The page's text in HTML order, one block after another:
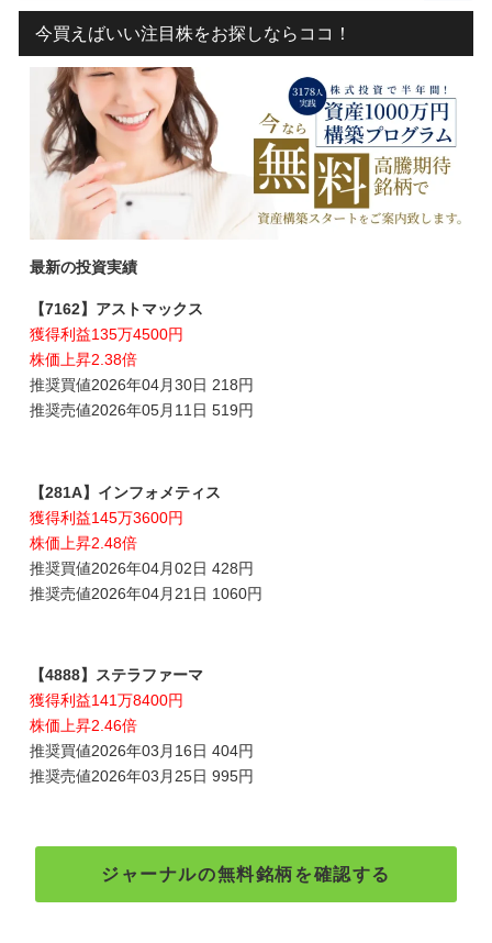
今買えばいい注目株をお探しならココ！
最新の投資実績
【7162】アストマックス
獲得利益135万4500円
株価上昇2.38倍
推奨買値2026年04月30日 218円
推奨売値2026年05月11日 519円
【281A】インフォメティス
獲得利益145万3600円
株価上昇2.48倍
推奨買値2026年04月02日 428円
推奨売値2026年04月21日 1060円
【4888】ステラファーマ
獲得利益141万8400円
株価上昇2.46倍
推奨買値2026年03月16日 404円
推奨売値2026年03月25日 995円
ジャーナルの無料銘柄を確認する